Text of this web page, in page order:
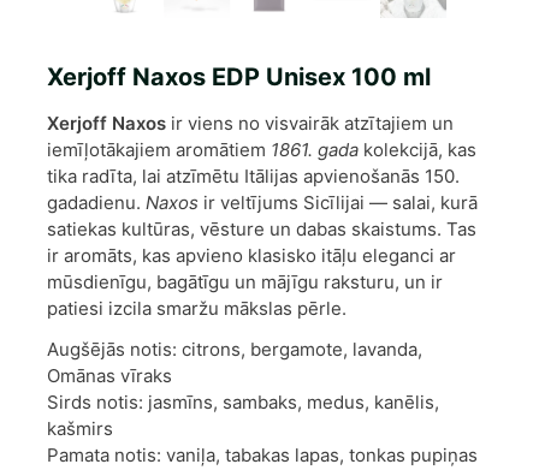
Xerjoff Naxos EDP Unisex 100 ml
Xerjoff Naxos ir viens no visvairāk atzītajiem un
iemīļotākajiem aromātiem 1861. gada kolekcijā, kas
tika radīta, lai atzīmētu Itālijas apvienošanās 150.
gadadienu. Naxos ir veltījums Sicīlijai — salai, kurā
satiekas kultūras, vēsture un dabas skaistums. Tas
ir aromāts, kas apvieno klasisko itāļu eleganci ar
mūsdienīgu, bagātīgu un mājīgu raksturu, un ir
patiesi izcila smaržu mākslas pērle.
Augšējās notis: citrons, bergamote, lavanda,
Omānas vīraks
Sirds notis: jasmīns, sambaks, medus, kanēlis,
kašmirs
Pamata notis: vaniļa, tabakas lapas, tonkas pupiņas